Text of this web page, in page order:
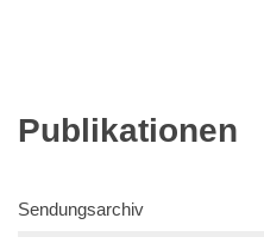
Publikationen
Sendungsarchiv